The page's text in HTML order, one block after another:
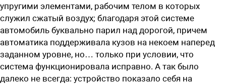
упругими элементами, рабочим телом в которых
служил сжатый воздух; благодаря этой системе
автомобиль буквально парил над дорогой, причем
автоматика поддерживала кузов на некоем наперед
заданном уровне, но… только при условии, что
система функционировала исправно. А так было
далеко не всегда: устройство показало себя на